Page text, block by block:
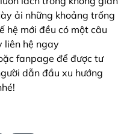
ải những khoảng trống
hệ mới đều có một câu
liên hệ ngay
fanpage để được tư
dẫn đầu xu hướng